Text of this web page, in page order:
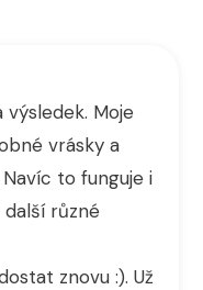
Moje
vrásky a
to funguje i
různé
znovu :). Už